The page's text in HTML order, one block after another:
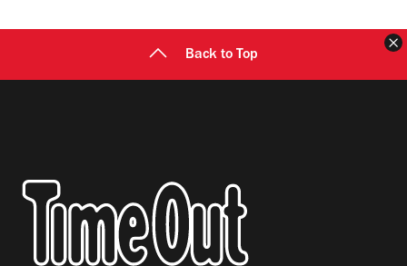
Back to Top